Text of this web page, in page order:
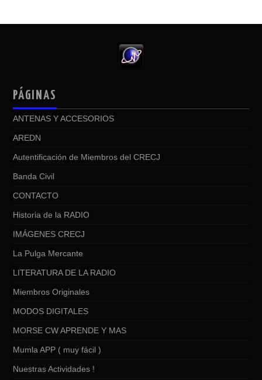
PÁGINAS
ANTENAS Y ACCESORIOS
AREDN
Autentificación de Miembros del CRECJ
Banda Civil
CONTACTO
Historia de la RADIO
IMÁGENES CRECJ
La Pulga Mercante
LITERATURA DE LA RADIO
Miembros Originales
MODOS DIGITALES
MORSE CW APRENDE Y MAS
Mumla APP ( muy fácil )
Nuestras Actividades !